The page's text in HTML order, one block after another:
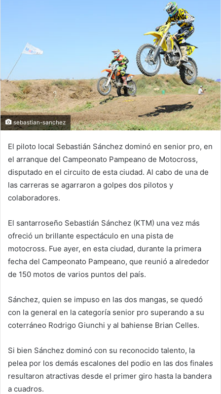
sebastian-sanchez
El piloto local Sebastián Sánchez dominó en senior pro, en
el arranque del Campeonato Pampeano de Motocross,
disputado en el circuito de esta ciudad. Al cabo de una de
las carreras se agarraron a golpes dos pilotos y
colaboradores.
El santarroseño Sebastián Sánchez (KTM) una vez más
ofreció un brillante espectáculo en una pista de
motocross. Fue ayer, en esta ciudad, durante la primera
fecha del Campeonato Pampeano, que reunió a alrededor
de 150 motos de varios puntos del país.
Sánchez, quien se impuso en las dos mangas, se quedó
con la general en la categoría senior pro superando a su
coterráneo Rodrigo Giunchi y al bahiense Brian Celles.
Si bien Sánchez dominó con su reconocido talento, la
pelea por los demás escalones del podio en las dos finales
resultaron atractivas desde el primer giro hasta la bandera
a cuadros.